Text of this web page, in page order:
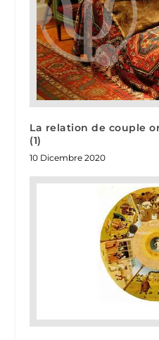
La relation de couple
(1)
10 Dicembre 2020